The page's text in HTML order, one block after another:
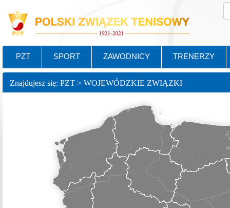
PZT SPORT ZAWODNICY TRENERZY
Znajdujesz się: PZT > WOJEWÓDZKIE ZWIĄZKI